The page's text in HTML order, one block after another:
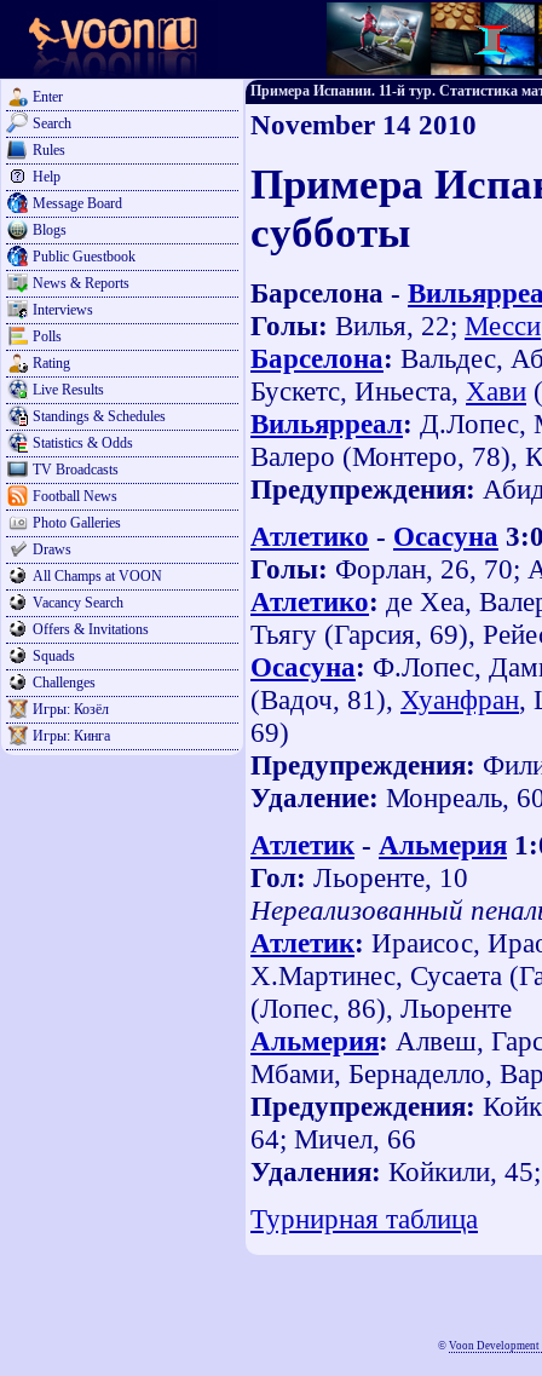
Enter
Search
Rules
Help
Message Board
Blogs
Public Guestbook
News & Reports
Interviews
Polls
Rating
Live Results
Standings & Schedules
Statistics & Odds
TV Broadcasts
Football News
Photo Galleries
Draws
All Champs at VOON
Vacancy Search
Offers & Invitations
Squads
Challenges
Игры: Козёл
Игры: Кинга
Примера Испании. 11-й тур. Статистика
November 14 2010
Примера
субботы
Барселона -
Голы: Вилья, 22; Месси
Барселона: Вальдес,
Бускетс, Иньеста, Хави
Вильярреал: Д.Лопес,
Валеро (Монтеро, 78),
Предупреждения:
Атлетико - Осасуна
Голы: Форлан, 26, 70;
Атлетико: де Хеа,
Тьягу (Гарсия, 69),
Осасуна: Ф.Лопес,
(Вадоч, 81), Хуанфран,
69)
Предупреждения:
Удаление: Монреаль,
Атлетик - Альмерия
Гол: Льоренте, 10
Нереализованный
Атлетик: Ираисос,
Х.Мартинес, Сусаета
(Лопес, 86), Льоренте
Альмерия: Алвеш,
Мбами, Бернаделло,
Предупреждения:
64; Мичел, 66
Удаления: Койкили,
Турнирная таблица
© Voon Development